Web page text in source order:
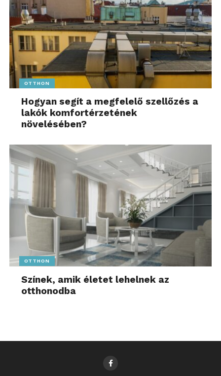
OTTHON
Hogyan segít a megfelelő szellőzés a
lakók komfortérzetének
növelésében?
OTTHON
Színek, amik életet lehelnek az
otthonodba